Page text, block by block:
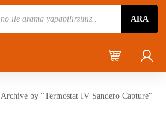
ARA
Archive by "Termostat IV Sandero Capture"